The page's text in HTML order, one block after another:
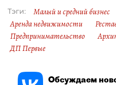
Тэги: Малый и средний бизнес
Аренда недвижимости
Предпринимательство
ДП Первые
Обсуждаем